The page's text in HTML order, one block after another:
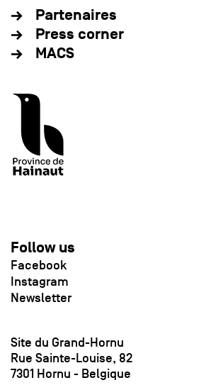
Partenaires
Press corner
MACS
Follow us
Facebook
Instagram
Newsletter
Site du Grand-Hornu
Rue Sainte-Louise, 82
7301 Hornu - Belgique